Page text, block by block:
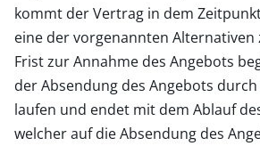
kommt der Vertrag in dem
eine der vorgenannten
Frist zur Annahme des Angebots
der Absendung des Angebots
laufen und endet mit dem Ablauf
welcher auf die Absendung des